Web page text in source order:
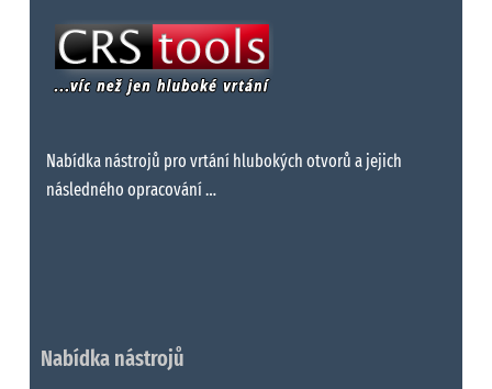
Nabídka nástrojů pro vrtání hlubokých otvorů a jejich
následného opracování …
Nabídka nástrojů